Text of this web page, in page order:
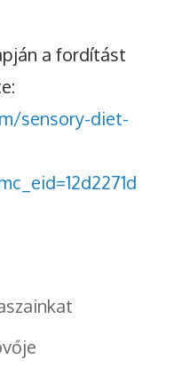
a fordítást
sensory-diet-